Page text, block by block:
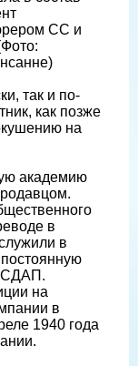
СС и
так и по-
как позже
на
академию
в
в
на
в
1940 года